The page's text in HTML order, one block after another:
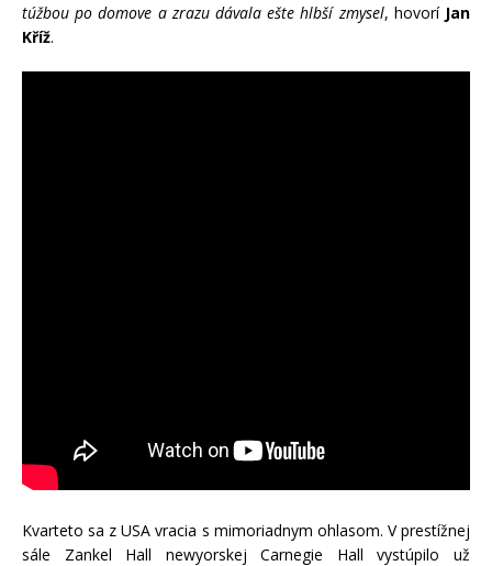
túžbou po domove a zrazu dávala ešte hlbší zmysel, hovorí Jan
Kříž.
Kvarteto sa z USA vracia s mimoriadnym ohlasom. V prestížnej
sále Zankel Hall newyorskej Carnegie Hall vystúpilo už